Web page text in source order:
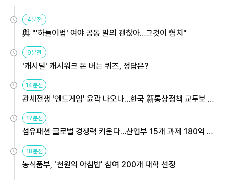
4분전
與 "'하늘이법' 여야 공동 발의 괜찮아…그것이 협치"
9분전
'캐시딜' 캐시워크 돈 버는 퀴즈, 정답은?
14분전
관세전쟁 '엔드게임' 윤곽 나오나…한국 新통상정책 교두보 활
17분전
섬유패션 글로벌 경쟁력 키운다…산업부 15개 과제 180억 지
18분전
농식품부, '천원의 아침밥' 참여 200개 대학 선정